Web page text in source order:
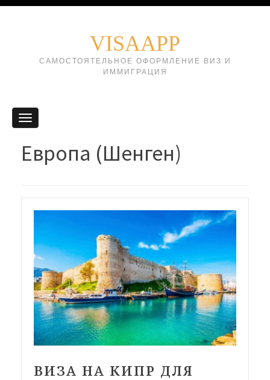
VISAAPP
САМОСТОЯТЕЛЬНОЕ ОФОРМЛЕНИЕ ВИЗ И
ИММИГРАЦИЯ
Европа (Шенген)
ВИЗА НА КИПР ДЛЯ